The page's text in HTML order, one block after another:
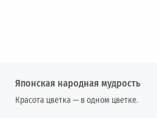
Японская народная мудрость
Красота цветка — в одном цветке.